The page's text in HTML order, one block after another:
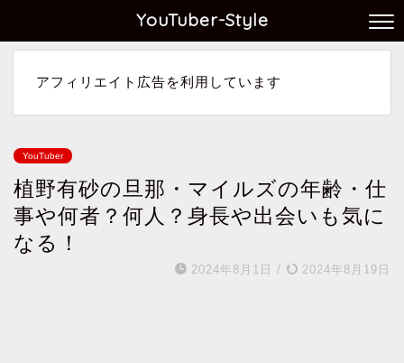
YouTuber-Style
アフィリエイト広告を利用しています
YouTuber
植野有砂の旦那・マイルズの年齢・仕
事や何者？何人？身長や出会いも気に
なる！
2024年8月1日 / 2024年8月19日